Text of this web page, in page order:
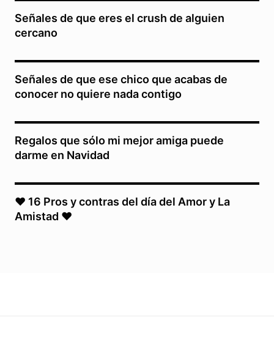
Señales de que eres el crush de alguien
cercano
Señales de que ese chico que acabas de
conocer no quiere nada contigo
Regalos que sólo mi mejor amiga puede
darme en Navidad
♥ 16 Pros y contras del día del Amor y La
Amistad ♥